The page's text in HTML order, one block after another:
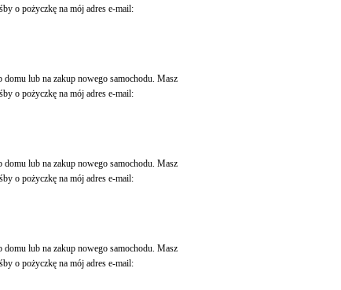
o pożyczkę na mój adres e-mail:
lub na zakup nowego samochodu. Masz
o pożyczkę na mój adres e-mail:
lub na zakup nowego samochodu. Masz
o pożyczkę na mój adres e-mail:
lub na zakup nowego samochodu. Masz
o pożyczkę na mój adres e-mail: